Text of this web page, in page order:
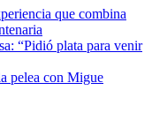
que combina
“Pidió plata para venir
pelea con Migue